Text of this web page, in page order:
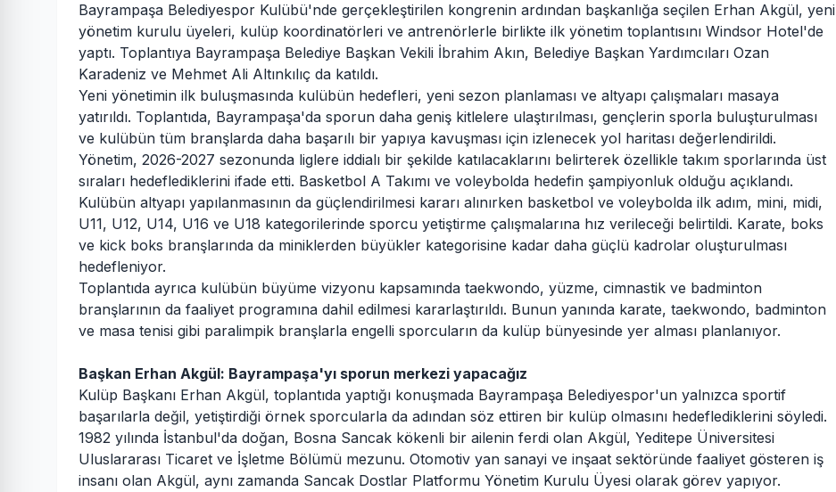
Bayrampaşa Belediyespor Kulübü'nde gerçekleştirilen kongrenin ardından başkanlığa seçilen Erhan Akgül, yeni
yönetim kurulu üyeleri, kulüp koordinatörleri ve antrenörlerle birlikte ilk yönetim toplantısını Windsor Hotel'de
yaptı. Toplantıya Bayrampaşa Belediye Başkan Vekili İbrahim Akın, Belediye Başkan Yardımcıları Ozan
Karadeniz ve Mehmet Ali Altınkılıç da katıldı.
Yeni yönetimin ilk buluşmasında kulübün hedefleri, yeni sezon planlaması ve altyapı çalışmaları masaya
yatırıldı. Toplantıda, Bayrampaşa'da sporun daha geniş kitlelere ulaştırılması, gençlerin sporla buluşturulması
ve kulübün tüm branşlarda daha başarılı bir yapıya kavuşması için izlenecek yol haritası değerlendirildi.
Yönetim, 2026-2027 sezonunda liglere iddialı bir şekilde katılacaklarını belirterek özellikle takım sporlarında üst
sıraları hedeflediklerini ifade etti. Basketbol A Takımı ve voleybolda hedefin şampiyonluk olduğu açıklandı.
Kulübün altyapı yapılanmasının da güçlendirilmesi kararı alınırken basketbol ve voleybolda ilk adım, mini, midi,
U11, U12, U14, U16 ve U18 kategorilerinde sporcu yetiştirme çalışmalarına hız verileceği belirtildi. Karate, boks
ve kick boks branşlarında da miniklerden büyükler kategorisine kadar daha güçlü kadrolar oluşturulması
hedefleniyor.
Toplantıda ayrıca kulübün büyüme vizyonu kapsamında taekwondo, yüzme, cimnastik ve badminton
branşlarının da faaliyet programına dahil edilmesi kararlaştırıldı. Bunun yanında karate, taekwondo, badminton
ve masa tenisi gibi paralimpik branşlarla engelli sporcuların da kulüp bünyesinde yer alması planlanıyor.
Başkan Erhan Akgül: Bayrampaşa'yı sporun merkezi yapacağız
Kulüp Başkanı Erhan Akgül, toplantıda yaptığı konuşmada Bayrampaşa Belediyespor'un yalnızca sportif
başarılarla değil, yetiştirdiği örnek sporcularla da adından söz ettiren bir kulüp olmasını hedeflediklerini söyledi.
1982 yılında İstanbul'da doğan, Bosna Sancak kökenli bir ailenin ferdi olan Akgül, Yeditepe Üniversitesi
Uluslararası Ticaret ve İşletme Bölümü mezunu. Otomotiv yan sanayi ve inşaat sektöründe faaliyet gösteren iş
insanı olan Akgül, aynı zamanda Sancak Dostlar Platformu Yönetim Kurulu Üyesi olarak görev yapıyor.